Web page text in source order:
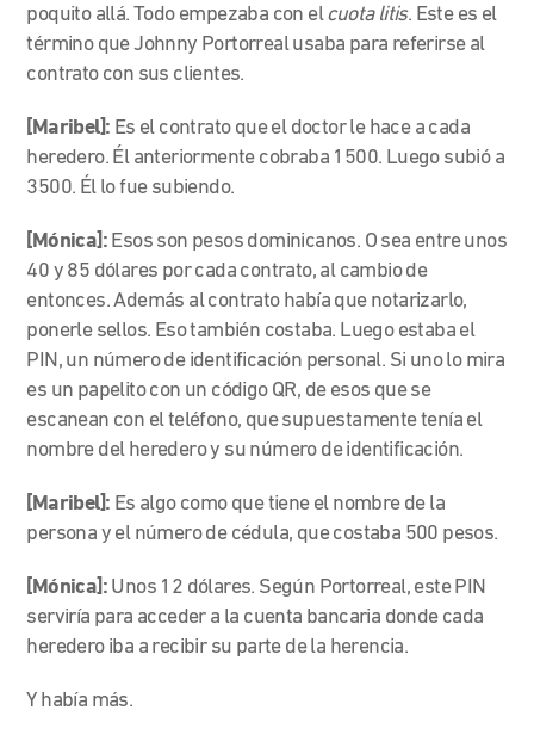
poquito allá. Todo empezaba con elcuota litis. Este es el
término que Johnny Portorreal usaba para referirse al
contrato con sus clientes.
[Maribel]: Es el contrato que el doctor le hace a cada
heredero. Él anteriormente cobraba 1500. Luego subió a
3500. Él lo fue subiendo.
[Mónica]: Esos son pesos dominicanos. O sea entre unos
40 y 85 dólares por cada contrato, al cambio de
entonces. Además al contrato había que notarizarlo,
ponerle sellos. Eso también costaba. Luego estaba el
PIN, un número de identificación personal. Si uno lo mira
es un papelito con un código QR, de esos que se
escanean con el teléfono, que supuestamente tenía el
nombre del heredero y su número de identificación.
[Maribel]: Es algo como que tiene el nombre de la
persona y el número de cédula, que costaba 500 pesos.
[Mónica]: Unos 12 dólares. Según Portorreal, este PIN
serviría para acceder a la cuenta bancaria donde cada
heredero iba a recibir su parte de la herencia.
Y había más.